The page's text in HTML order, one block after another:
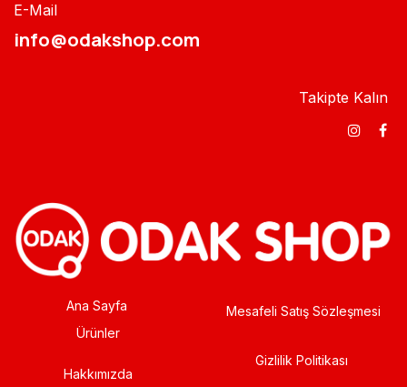
E-Mail
info@odakshop.com​
Takipte Kalın
Ana Sayfa
Ürünler
Hakkımızda
Mesafeli Satış Sözleşmesi
Gizlilik Politikası